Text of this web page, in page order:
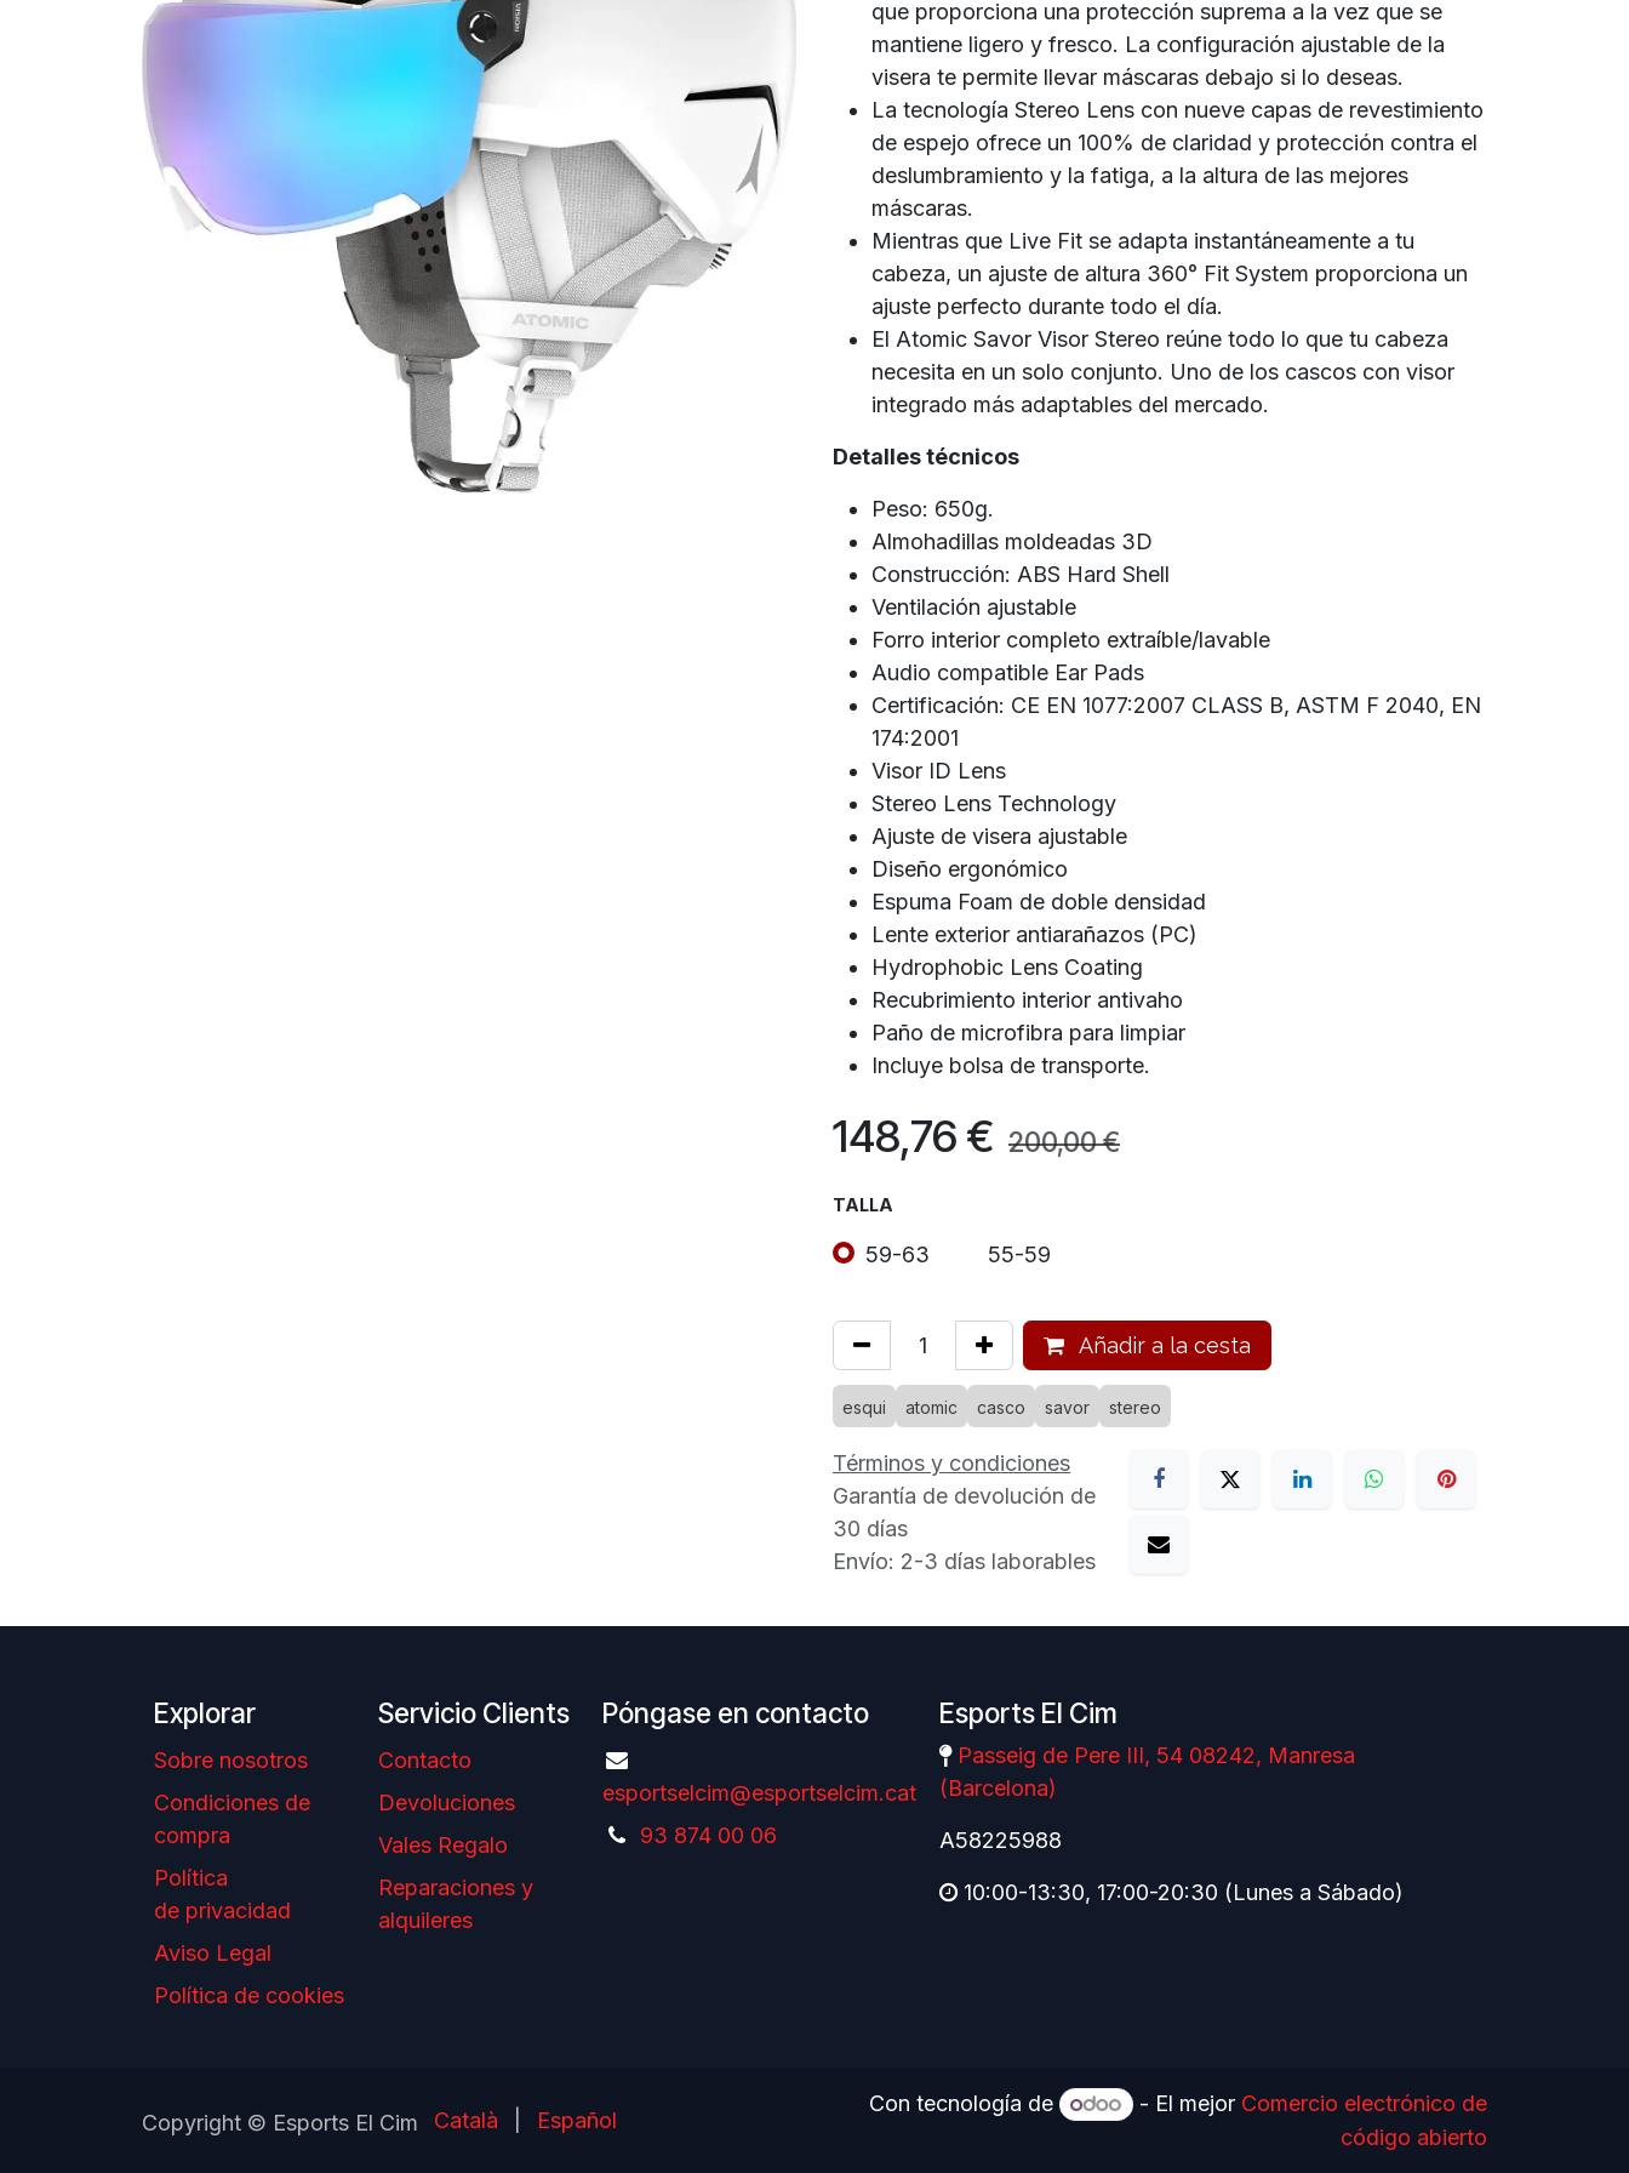
que proporciona una protección suprema a la vez que se
mantiene ligero y fresco. La configuración ajustable de la
visera te permite llevar máscaras debajo si lo deseas.
La tecnología Stereo Lens con nueve capas de revestimiento
de espejo ofrece un 100% de claridad y protección contra el
deslumbramiento y la fatiga, a la altura de las mejores
máscaras.
Mientras que Live Fit se adapta instantáneamente a tu
cabeza, un ajuste de altura 360° Fit System proporciona un
ajuste perfecto durante todo el día.
El Atomic Savor Visor Stereo reúne todo lo que tu cabeza
necesita en un solo conjunto. Uno de los cascos con visor
integrado más adaptables del mercado.
Detalles técnicos
Peso: 650g.
Almohadillas moldeadas 3D
Construcción: ABS Hard Shell
Ventilación ajustable
Forro interior completo extraíble/lavable
Audio compatible Ear Pads
Certificación: CE EN 1077:2007 CLASS B, ASTM F 2040, EN
174:2001
Visor ID Lens
Stereo Lens Technology
Ajuste de visera ajustable
Diseño ergonómico
Espuma Foam de doble densidad
Lente exterior antiarañazos (PC)
Hydrophobic Lens Coating
Recubrimiento interior antivaho
Paño de microfibra para limpiar
Incluye bolsa de transporte.
148,76 € 200,00€
TALLA
59-63 55-59
Añadir a la cesta
esqui atomic casco savor stereo
Términos y condiciones
Garantía de devolución de
30 días
Envío: 2-3 días laborables
Explorar
Sobre nosotros
Condiciones de
compra
Política
de privacidad
Aviso Legal
Política de cookies
Servicio Clients
Contacto
Devoluciones
Vales Regalo
Reparaciones y
alquileres
Esports El Cim
Passeig de Pere III, 54 08242, Manresa
(Barcelona)
A58225988
10:00-13:30, 17:00-20:30 (Lunes a Sábado)
Póngase en contacto
esportselcim@esportselcim.cat
93 874 00 06
Copyright © Esports El Cim Català Español
Con tecnología de - El mejor Comercio electrónico de
código abierto